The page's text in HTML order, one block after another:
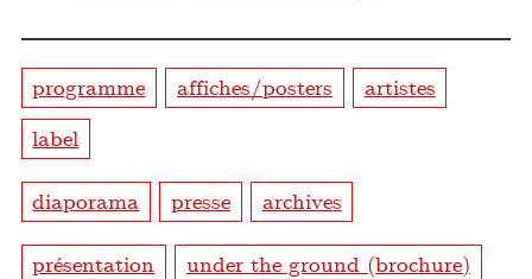
programme affiches/posters
artistes
label
diaporama presse archives
présentation
under the ground (brochure)